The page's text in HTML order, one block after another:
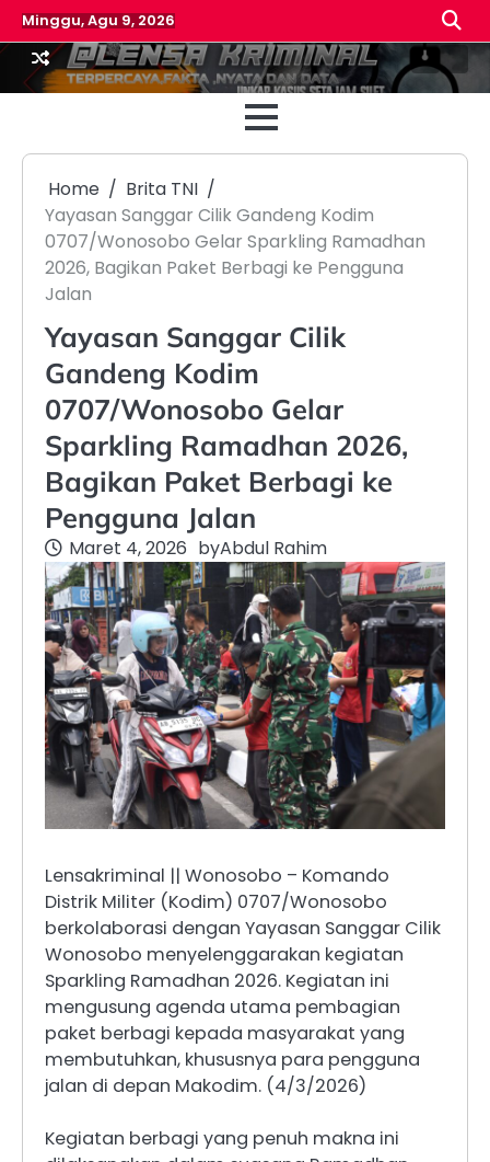
Skip
to
content
Minggu, Agu 9, 2026
Beranda
Home
Brita TNI
Yayasan Sanggar Cilik Gandeng Kodim
0707/Wonosobo Gelar Sparkling Ramadhan
2026, Bagikan Paket Berbagi ke Pengguna
Jalan
Yayasan Sanggar Cilik
Gandeng Kodim
0707/Wonosobo Gelar
Sparkling Ramadhan 2026,
Bagikan Paket Berbagi ke
Pengguna Jalan
Maret 4, 2026 byAbdul Rahim
Lensakriminal || Wonosobo – Komando
Distrik Militer (Kodim) 0707/Wonosobo
berkolaborasi dengan Yayasan Sanggar Cilik
Wonosobo menyelenggarakan kegiatan
Sparkling Ramadhan 2026. Kegiatan ini
mengusung agenda utama pembagian
paket berbagi kepada masyarakat yang
membutuhkan, khususnya para pengguna
jalan di depan Makodim. (4/3/2026)
Kegiatan berbagi yang penuh makna ini